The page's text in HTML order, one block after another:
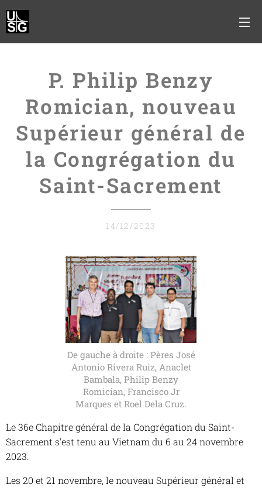
P. Philip Benzy
Romician, nouveau
Supérieur général de
la Congrégation du
Saint-Sacrement
14/12/2023
De gauche à droite : Pères José
Antonio Rivera Ruiz, Anaclet
Bambala, Philip Benzy
Romician, Francisco Jr
Marques et Roel Dela Cruz.
Le 36e Chapitre général de la Congrégation du Saint-
Sacrement s'est tenu au Vietnam du 6 au 24 novembre
2023.
Les 20 et 21 novembre, le nouveau Supérieur général et